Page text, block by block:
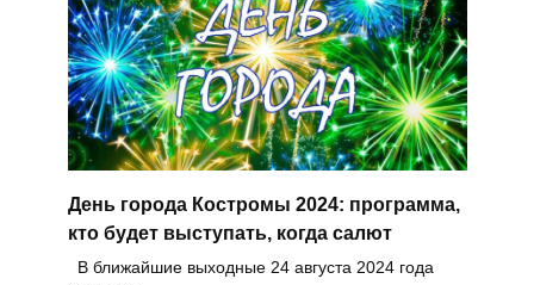
День города Костромы 2024: программа,
кто будет выступать, когда салют
В ближайшие выходные 24 августа 2024 года